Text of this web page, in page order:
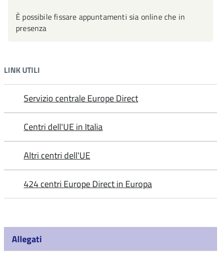
È possibile fissare appuntamenti sia online che in
presenza
LINK UTILI
Servizio centrale Europe Direct
Centri dell'UE in Italia
Altri centri dell'UE
424 centri Europe Direct in Europa
Allegati